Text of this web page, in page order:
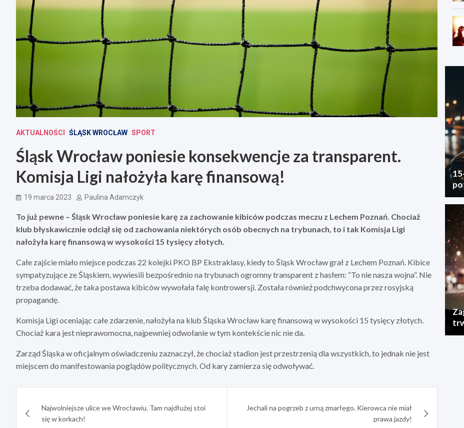
AKTUALNOŚCI ŚLĄSK WROCŁAW SPORT
Śląsk Wrocław poniesie konsekwencje za transparent.
Komisja Ligi nałożyła karę finansową!
19 marca 2023 Paulina Adamczyk
To już pewne – Śląsk Wrocław poniesie karę za zachowanie kibiców podczas meczu z Lechem Poznań. Chociaż
klub błyskawicznie odciął się od zachowania niektórych osób obecnych na trybunach, to i tak Komisja Ligi
nałożyła karę finansową w wysokości 15 tysięcy złotych.
Całe zajście miało miejsce podczas 22 kolejki PKO BP Ekstraklasy, kiedy to Śląsk Wrocław grał z Lechem Poznań. Kibice
sympatyzujące ze Śląskiem, wywiesili bezpośrednio na trybunach ogromny transparent z hasłem: “To nie nasza wojna”. Nie
trzeba dodawać, że taka postawa kibiców wywołała falę kontrowersji. Została również podchwycona przez rosyjską
propagandę.
Komisja Ligi oceniając całe zdarzenie, nałożyła na klub Śląska Wrocław karę finansową w wysokości 15 tysięcy złotych.
Chociaż kara jest nieprawomocna, najpewniej odwołanie w tym kontekście nic nie da.
Zarząd Śląska w oficjalnym oświadczeniu zaznaczył, że chociaż stadion jest przestrzenią dla wszystkich, to jednak nie jest
miejscem do manifestowania poglądów politycznych. Od kary zamierza się odwoływać.
wpisuNajwolniejsze ulice we Wrocławiu. Tam najdłużej stoi
się w korkach!
Jechali na pogrzeb z urną zmarłego. Kierowca nie miał
prawa jazdy!